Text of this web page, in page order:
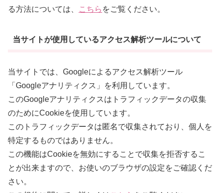
る方法については、
こちら をご覧ください。
当サイトが使用しているアクセス解析ツールについて
当サイトでは、Googleによるアクセス解析ツール
「Googleアナリティクス」を利用しています。
このGoogleアナリティクスはトラフィックデータの収集
のためにCookieを使用しています。
このトラフィックデータは匿名で収集されており、個人を
特定するものではありません。
この機能はCookieを無効にすることで収集を拒否するこ
とが出来ますので、お使いのブラウザの設定をご確認くだ
さい。